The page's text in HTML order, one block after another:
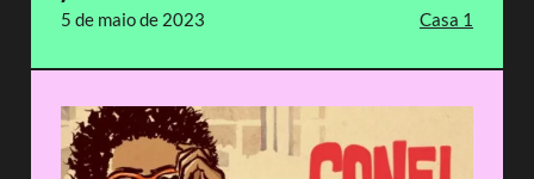
5 de maio de 2023 Casa 1